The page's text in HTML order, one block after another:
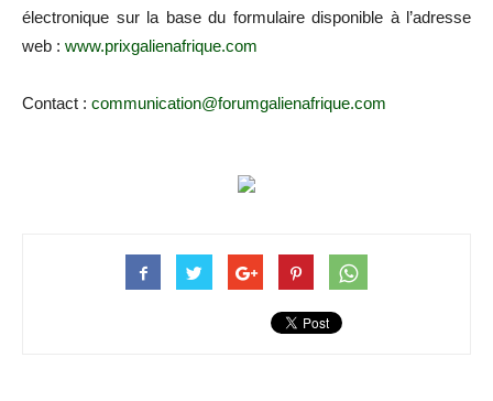
électronique sur la base du formulaire disponible à l’adresse
web : www.prixgalienafrique.com
Contact : communication@forumgalienafrique.com